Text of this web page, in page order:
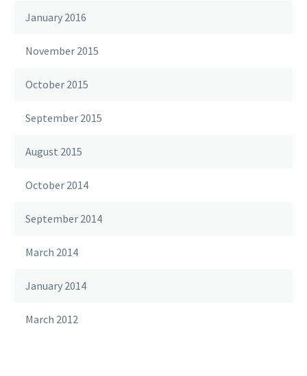
January 2016
November 2015
October 2015
September 2015
August 2015
October 2014
September 2014
March 2014
January 2014
March 2012